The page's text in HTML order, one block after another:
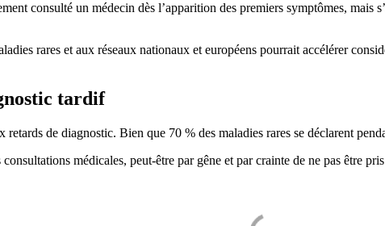
consulté un médecin dès l’apparition des premiers symptômes, mais
rares et aux réseaux nationaux et européens pourrait accélérer
tardif
de diagnostic. Bien que 70 % des maladies rares se déclarent
médicales, peut-être par gêne et par crainte de ne pas être